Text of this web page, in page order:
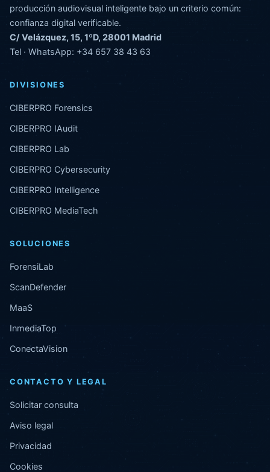
producción audiovisual inteligente bajo un criterio común:
confianza digital verificable.
C/ Velázquez, 15, 1ºD, 28001 Madrid
Tel · WhatsApp: +34 657 38 43 63
DIVISIONES
CIBERPRO Forensics
CIBERPRO IAudit
CIBERPRO Lab
CIBERPRO Cybersecurity
CIBERPRO Intelligence
CIBERPRO MediaTech
SOLUCIONES
ForensiLab
ScanDefender
MaaS
InmediaTop
ConectaVision
CONTACTO Y LEGAL
Solicitar consulta
Aviso legal
Privacidad
Cookies